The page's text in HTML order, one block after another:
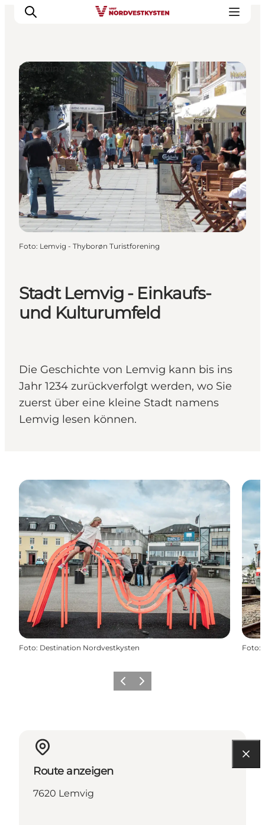
Urlaubsorte
Inspiration
Events
Unterkunft
Mach deine Urlaubsplanung
Stadt Lemvig - Einkaufs-
und Kulturumfeld
Die Geschichte von Lemvig kann bis ins
Jahr 1234 zurückverfolgt werden, wo Sie
zuerst über eine kleine Stadt namens
Lemvig lesen können.
Shopping
Foto: Lemvig - Thyborøn Turistforening
Foto: Destination Nordvestkysten Foto:
ZurückWeiter
Route anzeigen
7620 Lemvig